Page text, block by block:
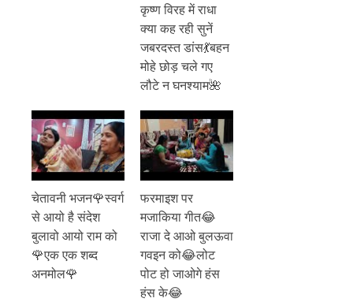
कृष्ण विरह में राधा
क्या कह रही सुनें
जबरदस्त डांस💃बहन
मोहे छोड़ चले गए
लौटे न घनश्याम🌺
चेतावनी भजन🌹स्वर्ग
से आयो है संदेश
बुलावो आयो राम को
🌹एक एक शब्द
अनमोल🌹
फरमाइश पर
मजाकिया गीत😂
राजा दे आओ बुलऊवा
गवइन को😂लोट
पोट हो जाओगे हंस
हंस के😂